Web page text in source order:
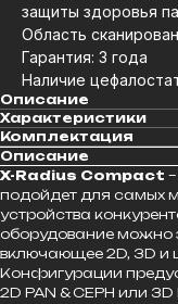
защиты здоровья
Область
Гарантия: 3 года
Наличие
Описание
Характеристики
Комплектация
Описание
X-Radius Compact
подойдет для самых
устройства
оборудование можно
включающее 2D, 3D
Конфигурации
2D PAN & CEPH или 3D